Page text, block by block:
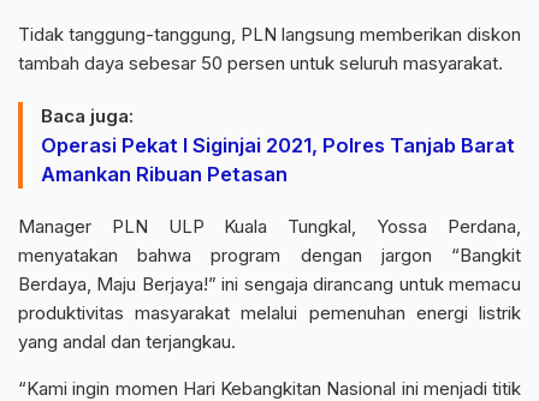
Tidak tanggung-tanggung, PLN langsung memberikan diskon
tambah daya sebesar 50 persen untuk seluruh masyarakat.
Baca juga:
Operasi Pekat I Siginjai 2021, Polres Tanjab Barat
Amankan Ribuan Petasan
Manager PLN ULP Kuala Tungkal, Yossa Perdana,
menyatakan bahwa program dengan jargon “Bangkit
Berdaya, Maju Berjaya!” ini sengaja dirancang untuk memacu
produktivitas masyarakat melalui pemenuhan energi listrik
yang andal dan terjangkau.
“Kami ingin momen Hari Kebangkitan Nasional ini menjadi titik